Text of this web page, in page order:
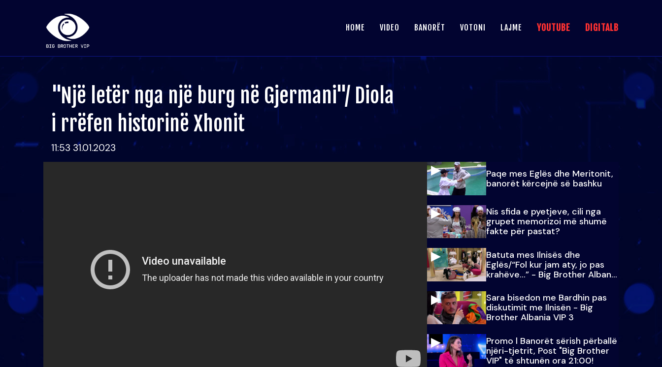
HOME VIDEO BANORËT VOTONI LAJME YOUTUBE DIGITALB
"Një letër nga një burg në Gjermani"/ Diola
i rrëfen historinë Xhonit
11:53 31.01.2023
Paqe mes Eglës dhe Meritonit,
banorët kërcejnë së bashku
Nis sfida e pyetjeve, cili nga
grupet memorizoi më shumë
fakte për pastat?
Batuta mes Ilnisës dhe
Eglës/“Fol kur jam aty, jo pas
krahëve…” - Big Brother Albania
VIP 3
Sara bisedon me Bardhin pas
diskutimit me Ilnisën - Big
Brother Albania VIP 3
Promo l Banorët sërish përballë
njëri-tjetrit, Post "Big Brother
VIP" të shtunën ora 21:00!